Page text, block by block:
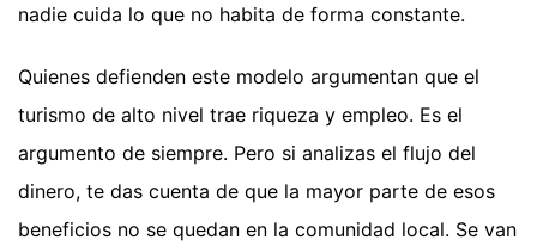
nadie cuida lo que no habita de forma constante.
Quienes defienden este modelo argumentan que el
turismo de alto nivel trae riqueza y empleo. Es el
argumento de siempre. Pero si analizas el flujo del
dinero, te das cuenta de que la mayor parte de esos
beneficios no se quedan en la comunidad local. Se van